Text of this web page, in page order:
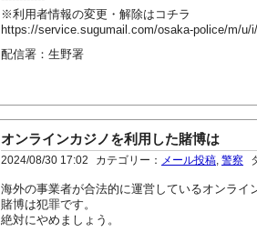
※利用者情報の変更・解除はコチラ
https://service.sugumail.com/osaka-police/m/u/
配信署：生野署
オンラインカジノを利用した賭博は
2024/08/30 17:02 カテゴリー： メール投稿 警察
海外の事業者が合法的に運営しているオンライ
賭博は犯罪です。
絶対にやめましょう。